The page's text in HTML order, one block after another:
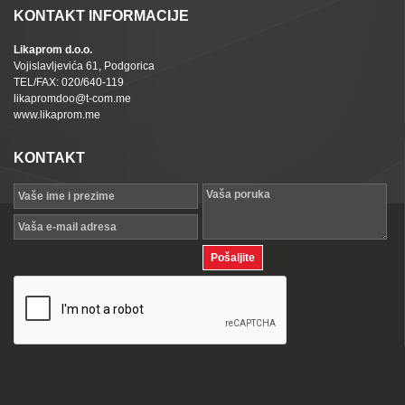
KONTAKT INFORMACIJE
Likaprom d.o.o.
Vojislavljevića 61, Podgorica
TEL/FAX: 020/640-119
likapromdoo@t-com.me
www.likaprom.me
KONTAKT